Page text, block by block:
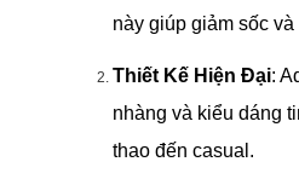
này giúp giảm sốc
Thiết Kế Hiện Đại:
nhàng và kiểu dáng
thao đến casual.